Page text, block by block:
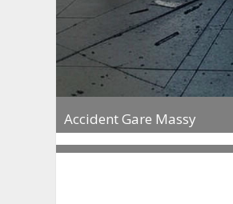
Accident Gare Massy